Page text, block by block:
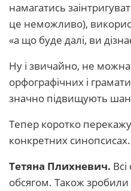
намагатись
це неможливо),
«а що буде далі, ви
Ну і звичайно, не
орфографічних і
значно підвищують
Тепер коротко
конкретних синопсисах.
Тетяна Плихневич.
обсягом. Також